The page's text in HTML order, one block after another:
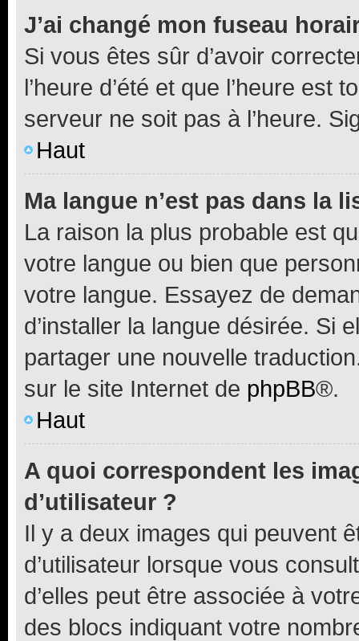
J’ai changé mon fuseau
Si vous êtes sûr d’avoir
l’heure d’été et que l’heure est
serveur ne soit pas à l’heure.
Haut
Ma langue n’est pas dans la
La raison la plus probable est
votre langue ou bien que
votre langue. Essayez de
d’installer la langue désirée. Si
partager une nouvelle
sur le site Internet de phpBB®.
Haut
A quoi correspondent les
d’utilisateur ?
Il y a deux images qui peuvent
d’utilisateur lorsque vous
d’elles peut être associée à
des blocs indiquant votre